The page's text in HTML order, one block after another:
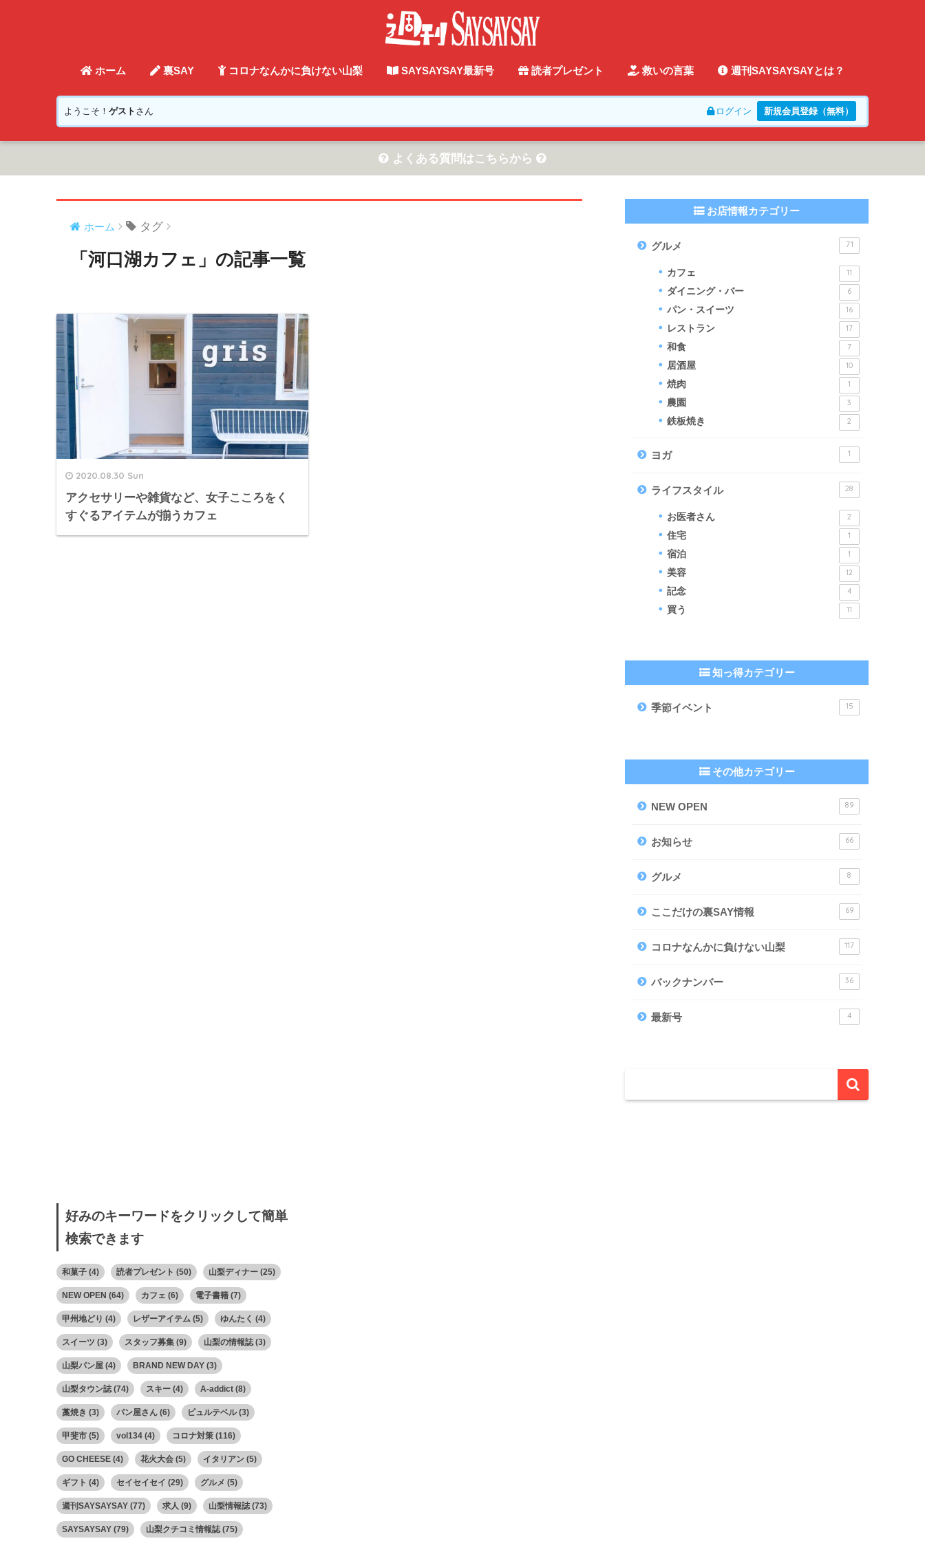
ホーム 裏SAY コロナなんかに負けない山梨 SAYSAYSAY最新号 読者プレゼント 救いの言葉 週刊SAYSAYSAYとは？
ようこそ！ ゲスト さん ログイン 新規会員登録（無料）
よくある質問はこちらから
ホーム タグ
「河口湖カフェ」の記事一覧
2020.08.30 Sun
アクセサリーや雑貨など、女子こころをく
すぐるアイテムが揃うカフェ
お店情報カテゴリー
グルメ 71
カフェ 11
ダイニング・バー 6
パン・スイーツ 16
レストラン 17
和食 7
居酒屋 10
焼肉 1
農園 3
鉄板焼き 2
ヨガ 1
ライフスタイル 28
お医者さん 2
住宅 1
宿泊 1
美容 12
記念 4
買う 11
知っ得カテゴリー
季節イベント 15
その他カテゴリー
NEW OPEN 89
お知らせ 66
グルメ 8
ここだけの裏SAY情報 69
コロナなんかに負けない山梨 117
バックナンバー 36
最新号 4
好みのキーワードをクリックして簡単
検索できます
和菓子 (4) 読者プレゼント (50) 山梨ディナー (25)
NEW OPEN (64) カフェ (6) 電子書籍 (7)
甲州地どり (4) レザーアイテム (5) ゆんたく (4)
スイーツ (3) スタッフ募集 (9) 山梨の情報誌(3)
山梨パン屋 (4) BRAND NEW DAY (3)
山梨タウン誌(74) スキー (4) A-addict (8)
藁焼き (3) パン屋さん (6) ピュルテベル(3)
甲斐市 (5) vol134 (4) コロナ対策 (116)
GO CHEESE (4) 花火大会 (5) イタリアン (5)
ギフト (4) セイセイセイ (29) グルメ (5)
週刊SAYSAYSAY (77) 求人 (9) 山梨情報誌(73)
SAYSAYSAY (79) 山梨クチコミ情報誌(75)